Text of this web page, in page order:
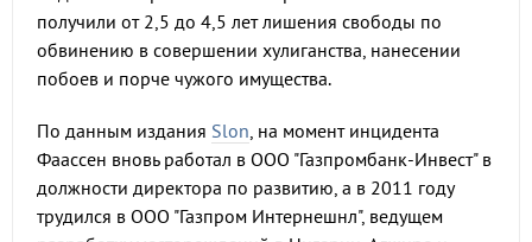
получили от 2,5 до 4,5 лет лишения свободы по
обвинению в совершении хулиганства, нанесении
побоев и порче чужого имущества.
По данным издания Slon, на момент инцидента
Фаассен вновь работал в ООО "Газпромбанк-Инвест" в
должности директора по развитию, а в 2011 году
трудился в ООО "Газпром Интернешнл", ведущем